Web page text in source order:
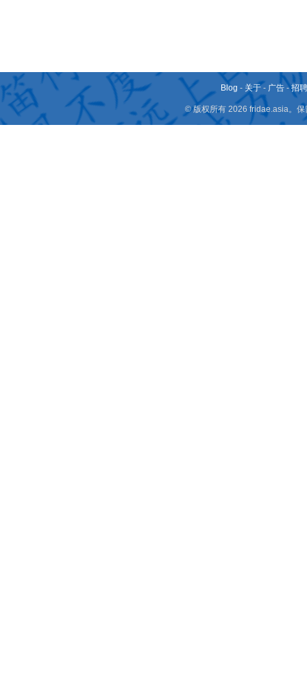
Blog - 关于 - 广告 -招
© 版权所有 2026 fridae.asia。